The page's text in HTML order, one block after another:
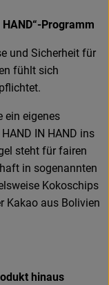
Programm
und Sicherheit für
fühlt sich
ein eigenes
IN HAND ins
steht für fairen
in sogenannten
Kokoschips
Kakao aus Bolivien
hinaus